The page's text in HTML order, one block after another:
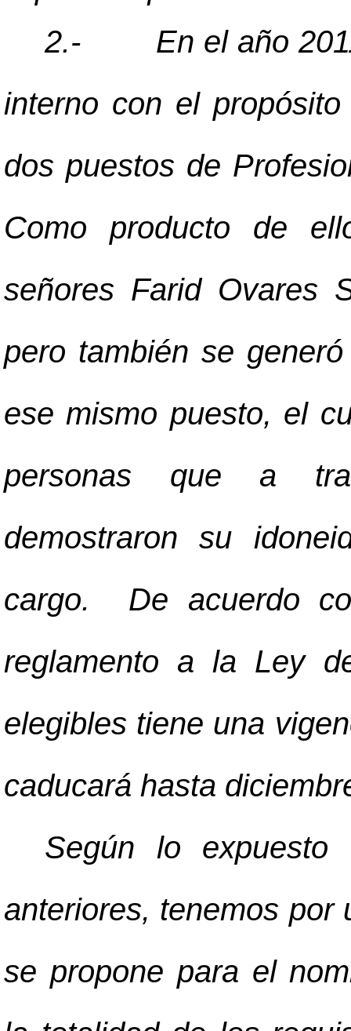
2.-
En el año
interno con el
dos puestos de
Como producto de
señores Farid Ovares
pero también se
ese mismo puesto, el
personas que a
demostraron su
cargo. De acuerdo
reglamento a la Ley
elegibles tiene una
caducará hasta
Según lo expuesto
anteriores, tenemos por
se propone para el